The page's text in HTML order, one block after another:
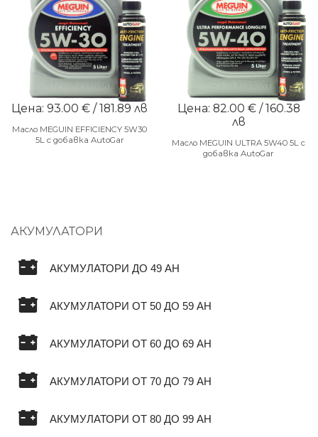
Цена: 93.00 € / 181.89 лв
Масло MEGUIN EFFICIENCY 5W30
5L с добавка AutoGar
Цена: 82.00 € / 160.38
лв
Масло MEGUIN ULTRA 5W40 5L с
добавка AutoGar
АКУМУЛАТОРИ
АКУМУЛАТОРИ ДО 49 AH
АКУМУЛАТОРИ ОТ 50 ДО 59 AH
АКУМУЛАТОРИ ОТ 60 ДО 69 AH
АКУМУЛАТОРИ ОТ 70 ДО 79 AH
АКУМУЛАТОРИ ОТ 80 ДО 99 AH